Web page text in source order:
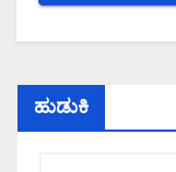
ಹುಡುಕಿ